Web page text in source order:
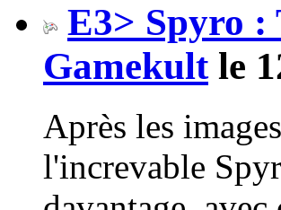
E3> Spyro :
Gamekultle
Après les
l'increvable